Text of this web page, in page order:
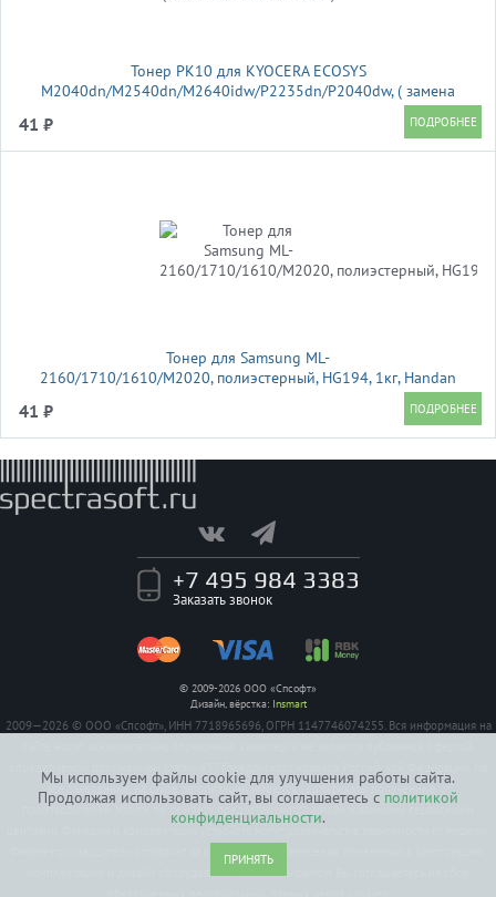
Мы используем файлы cookie для улучшения работы сайта.
Продолжая использовать сайт, вы соглашаетесь с политикой
конфиденциальности.
ПРИНЯТЬ
Тонер PK10 для KYOCERA ECOSYS
M2040dn/M2540dn/M2640idw/P2235dn/P2040dw, ( замена
41 ₽
Тонер для Samsung ML-
2160/1710/1610/M2020, полиэстерный, HG194, 1кг, Handan
41 ₽
+7 495 984 3383
Заказать звонок
© 2009-2026 ООО «Спсофт»
Дизайн, вёрстка: Insmart
2009—2026 © ООО «Спсофт», ИНН 7718965696, ОГРН 1147746074255. Вся информация на
определяемой положением Статьи 437 Гражданского кодекса Российской Федерации. На
все заявленные на сайте авторизации имеются сертификаты полученные от
производителей. Услуги по ремонту предоставляются авторизованными сервисными
центрами. Функции и комплектация устройств могут различаться в зависимости от модели.
Фирма-производитель оставляет за собой право на внесение изменений в конструкцию,
комплектацию и дизайн оборудования. Пользуясь сайтом Вы соглашаетесь на сбор